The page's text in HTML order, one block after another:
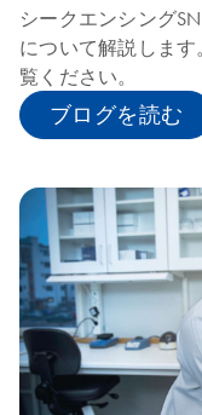
シークエンシング
について解説しま
覧ください。
ブログを読む